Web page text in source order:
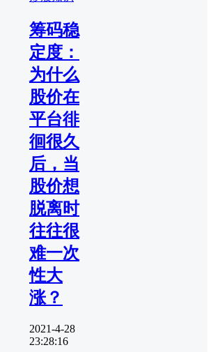
筹码稳
定度：
为什么
股价在
平台徘
徊很久
后，当
股价想
脱离时
往往很
难一次
性大
涨？
2021-4-28
23:28:16